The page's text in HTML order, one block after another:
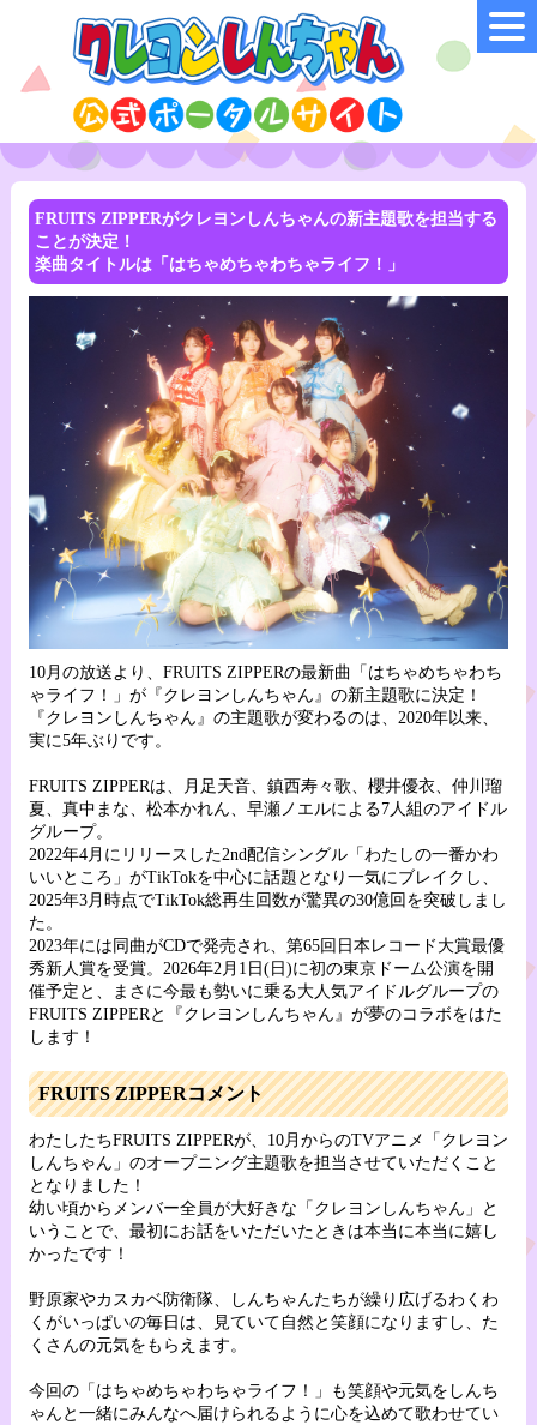
FRUITS ZIPPERがクレヨンしんちゃんの新主題歌を担当する
ことが決定！
楽曲タイトルは「はちゃめちゃわちゃライフ！」
10月の放送より、FRUITS ZIPPERの最新曲「はちゃめちゃわち
ゃライフ！」が『クレヨンしんちゃん』の新主題歌に決定！
『クレヨンしんちゃん』の主題歌が変わるのは、2020年以来、
実に5年ぶりです。
FRUITS ZIPPERは、月足天音、鎮西寿々歌、櫻井優衣、仲川瑠
夏、真中まな、松本かれん、早瀬ノエルによる7人組のアイドル
グループ。
2022年4月にリリースした2nd配信シングル「わたしの一番かわ
いいところ」がTikTokを中心に話題となり一気にブレイクし、
2025年3月時点でTikTok総再生回数が驚異の30億回を突破しまし
た。
2023年には同曲がCDで発売され、第65回日本レコード大賞最優
秀新人賞を受賞。2026年2月1日(日)に初の東京ドーム公演を開
催予定と、まさに今最も勢いに乗る大人気アイドルグループの
FRUITS ZIPPERと『クレヨンしんちゃん』が夢のコラボをはた
します！
FRUITS ZIPPERコメント
わたしたちFRUITS ZIPPERが、10月からのTVアニメ「クレヨン
しんちゃん」のオープニング主題歌を担当させていただくこと
となりました！
幼い頃からメンバー全員が大好きな「クレヨンしんちゃん」と
いうことで、最初にお話をいただいたときは本当に本当に嬉し
かったです！
野原家やカスカベ防衛隊、しんちゃんたちが繰り広げるわくわ
くがいっぱいの毎日は、見ていて自然と笑顔になりますし、た
くさんの元気をもらえます。
今回の「はちゃめちゃわちゃライフ！」も笑顔や元気をしんち
ゃんと一緒にみんなへ届けられるように心を込めて歌わせてい